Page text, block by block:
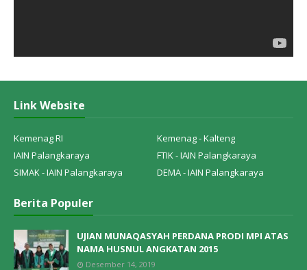
Link Website
Kemenag RI
Kemenag - Kalteng
IAIN Palangkaraya
FTIK - IAIN Palangkaraya
SIMAK - IAIN Palangkaraya
DEMA - IAIN Palangkaraya
Berita Populer
UJIAN MUNAQASYAH PERDANA PRODI MPI ATAS
NAMA HUSNUL ANGKATAN 2015
Desember 14, 2019